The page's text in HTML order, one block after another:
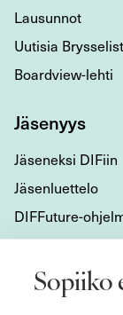
Sopiiko
Lausunnot
Uutisia
Boardview-lehti
Jäsenyys
Jäseneksi DIFiin
Jäsenluettelo
DIFFuture-
Tietoa meistä
Mikä DIF on?